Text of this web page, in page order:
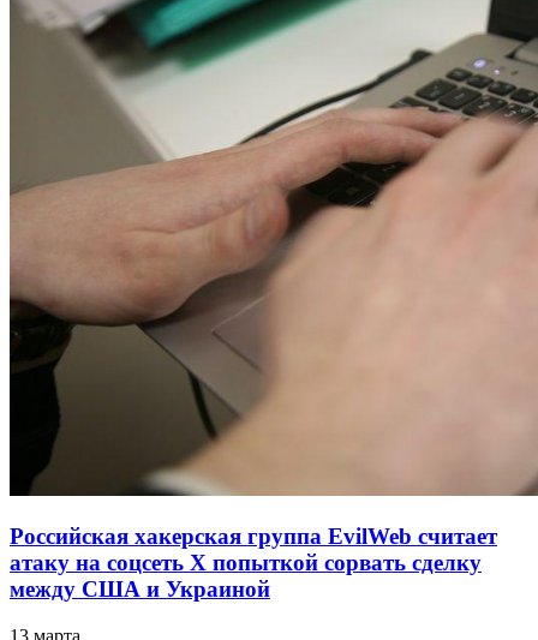
Российская хакерская группа EvilWeb считает
атаку на соцсеть Х попыткой сорвать сделку
между США и Украиной
13 марта